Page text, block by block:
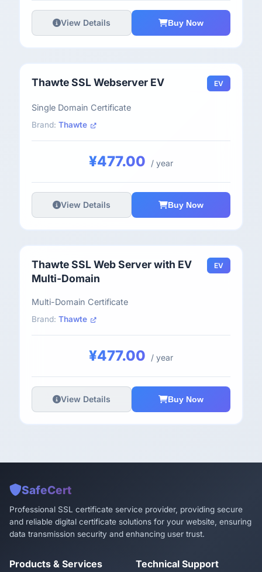
View Details Buy Now
Thawte SSL Webserver EV EV
Single Domain Certificate
Brand: Thawte
¥477.00 / year
View Details Buy Now
Thawte SSL Web Server with EV
Multi-Domain
EV
Multi-Domain Certificate
Brand: Thawte
¥477.00 / year
View Details Buy Now
SafeCert
Professional SSL certificate service provider, providing secure
and reliable digital certificate solutions for your website, ensuring
data transmission security and enhancing user trust.
Products & Services Technical Support